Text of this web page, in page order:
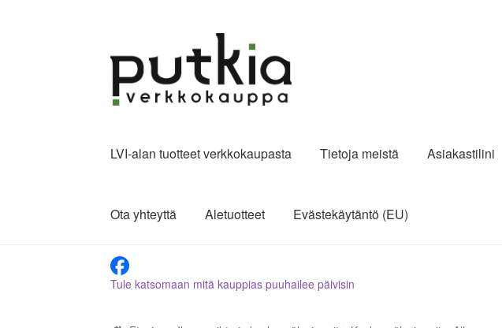
navigointiin
sisältöön
LVI-alan tuotteet verkkokaupasta Tietoja meistä Asiakastilini
Ota yhteyttä Aletuotteet Evästekäytäntö (EU)
Tule katsomaan mitä kauppias puuhailee päivisin